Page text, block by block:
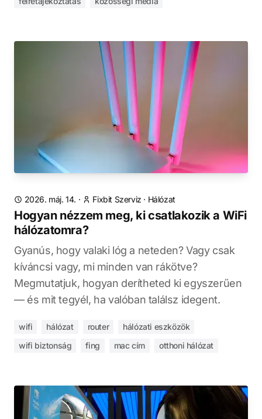
2026. máj. 14. · Fixbit Szerviz · Hálózat
Hogyan nézzem meg, ki csatlakozik a WiFi
hálózatomra?
Gyanús, hogy valaki lóg a neteden? Vagy csak
kíváncsi vagy, mi minden van rákötve?
Megmutatjuk, hogyan derítheted ki egyszerűen
— és mit tegyél, ha valóban találsz idegent.
wifi hálózat router
hálózati eszközök
wifi biztonság
fing mac cím otthoni hálózat